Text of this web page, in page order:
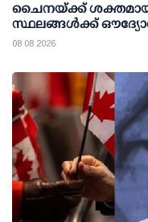
ചൈനയ്ക്ക് ശക്തമായ
സ്ഥലങ്ങള്‍ക്ക്
08 08 2026